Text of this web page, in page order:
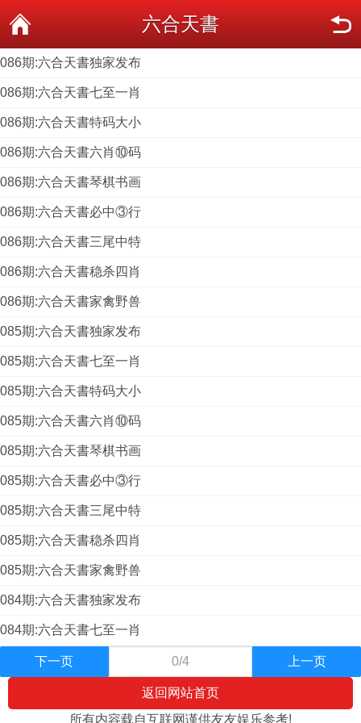
六合天書
086期:六合天書独家发布
086期:六合天書七至一肖
086期:六合天書特码大小
086期:六合天書六肖⑩码
086期:六合天書琴棋书画
086期:六合天書必中③行
086期:六合天書三尾中特
086期:六合天書稳杀四肖
086期:六合天書家禽野兽
085期:六合天書独家发布
085期:六合天書七至一肖
085期:六合天書特码大小
085期:六合天書六肖⑩码
085期:六合天書琴棋书画
085期:六合天書必中③行
085期:六合天書三尾中特
085期:六合天書稳杀四肖
085期:六合天書家禽野兽
084期:六合天書独家发布
084期:六合天書七至一肖
下一页 0/4 上一页
返回网站首页
所有内容载自互联网谨供友友娱乐参考!